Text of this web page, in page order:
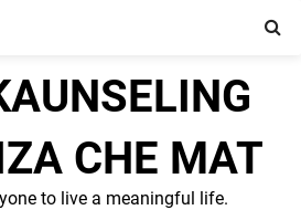
CHE MAT
to live a meaningful life.